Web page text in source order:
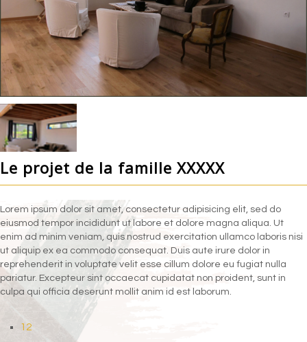
Le projet de la famille XXXXX
Lorem ipsum dolor sit amet, consectetur adipisicing elit, sed do
eiusmod tempor incididunt ut labore et dolore magna aliqua. Ut
enim ad minim veniam, quis nostrud exercitation ullamco laboris nisi
ut aliquip ex ea commodo consequat. Duis aute irure dolor in
reprehenderit in voluptate velit esse cillum dolore eu fugiat nulla
pariatur. Excepteur sint occaecat cupidatat non proident, sunt in
culpa qui officia deserunt mollit anim id est laborum.
12